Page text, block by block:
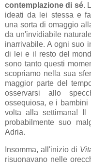
contemplazione di sé.
ideati da lei stessa e
una sorta di omaggio
da un'invidiabile
inarrivabile. A ogni suo
di lei e il resto del
sono tanto questi
scopriamo nella sua
maggior parte del
osservarsi allo
ossequiosa, e i bambini
volta alla settimana! Il
probabilmente suo
Adria.
Insomma, all'inizio di
risuonavano nelle